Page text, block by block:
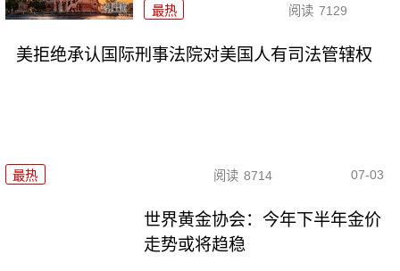
最热 阅读 7129
美拒绝承认国际刑事法院对美国人有司法管辖权
最热 阅读 8714 07-03
世界黄金协会：今年下半年金价
走势或将趋稳